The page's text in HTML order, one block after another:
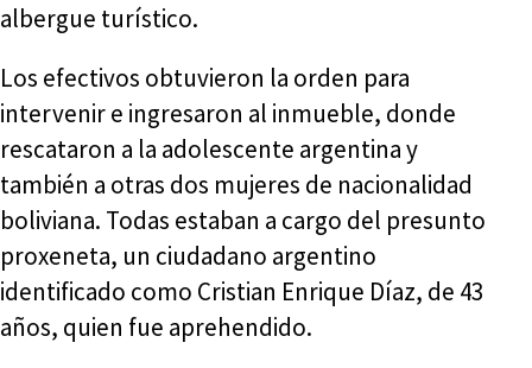
albergue turístico.
Los efectivos obtuvieron la orden para
intervenir e ingresaron al inmueble, donde
rescataron a la adolescente argentina y
también a otras dos mujeres de nacionalidad
boliviana. Todas estaban a cargo del presunto
proxeneta, un ciudadano argentino
identificado como Cristian Enrique Díaz, de 43
años, quien fue aprehendido.